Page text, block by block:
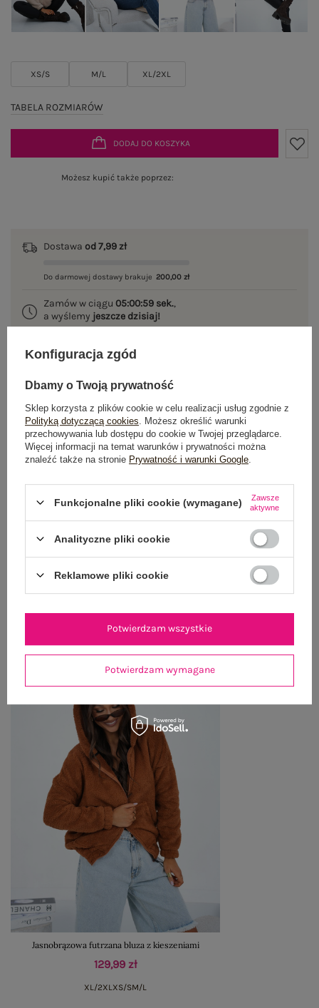
XS/S M/L XL/2XL
TABELA ROZMIARÓW
DODAJ DO KOSZYKA
Możesz kupić także poprzez:
Dostawa od 7,99 zł
Do darmowej dostawy brakuje 200,00 zł
Zamów w ciągu 05:00:59 sek.,
a wyślemy jeszcze dzisiaj!
OPIS PRODUKTU
GŁÓWNE PARAMETRY
WYSYŁKA I DOSTAWA
ZWROTY I REKLAMACJE
Jasnobrązowa futrzana bluza z kieszeniami
129,99 zł
XL/2XLXS/SM/L
Konfiguracja zgód
Dbamy o Twoją prywatność
Sklep korzysta z plików cookie w celu realizacji usług zgodnie z
Polityką dotyczącą cookies . Możesz określić warunki
przechowywania lub dostępu do cookie w Twojej przeglądarce.
Więcej informacji na temat warunków i prywatności można
znaleźć także na stronie Prywatność i warunki Google
Funkcjonalne pliki cookie (wymagane)
Zawsze
aktywne
Analityczne pliki cookie
Reklamowe pliki cookie
Potwierdzam wymagane
Potwierdzam wszystkie